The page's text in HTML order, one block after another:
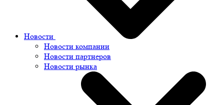
Новости
Новости компании
Новости партнеров
Новости рынка